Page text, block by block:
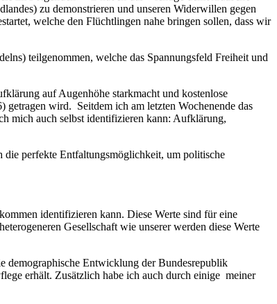
zu demonstrieren und unseren Widerwillen gegen
welche den Flüchtlingen nahe bringen sollen, dass wir
teilgenommen, welche das Spannungsfeld Freiheit und
auf Augenhöhe starkmacht und kostenlose
getragen wird. Seitdem ich am letzten Wochenende das
mich auch selbst identifizieren kann: Aufklärung,
die perfekte Entfaltungsmöglichkeit, um politische
identifizieren kann. Diese Werte sind für eine
Gesellschaft wie unserer werden diese Werte
demographische Entwicklung der Bundesrepublik
erhält. Zusätzlich habe ich auch durch einige meiner